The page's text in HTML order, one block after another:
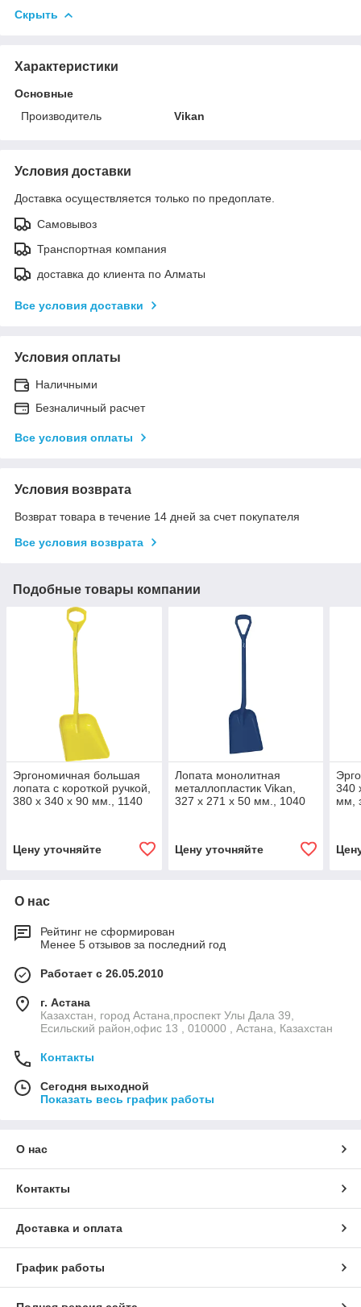
Скрыть
Характеристики
Основные
Производитель
Vikan
Условия доставки
Доставка осуществляется только по предоплате.
Самовывоз
Транспортная компания
доставка до клиента по Алматы
Все условия доставки
Условия оплаты
Наличными
Безналичный расчет
Все условия оплаты
Условия возврата
Возврат товара в течение 14 дней за счет покупателя
Все условия возврата
Подобные товары компании
Эргономичная большая
лопата с короткой ручкой,
380 x 340 x 90 мм., 1140
Цену уточняйте
Лопата монолитная
металлопластик Vikan,
327 x 271 x 50 мм., 1040
Цену уточняйте
340
мм,
О нас
Рейтинг не сформирован
Менее 5 отзывов за последний год
Работает с 26.05.2010
г. Астана
Казахстан, город Астана,проспект Улы Дала 39,
Есильский район,офис 13 , 010000 , Астана, Казахстан
Контакты
Сегодня выходной
Показать весь график работы
О нас
Контакты
Доставка и оплата
График работы